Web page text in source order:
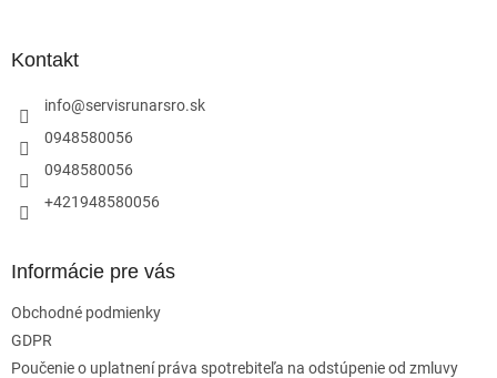
Kontakt
info@servisrunarsro.sk
0948580056
0948580056
+421948580056
Informácie pre vás
Obchodné podmienky
GDPR
Poučenie o uplatnení práva spotrebiteľa na odstúpenie od zmluvy